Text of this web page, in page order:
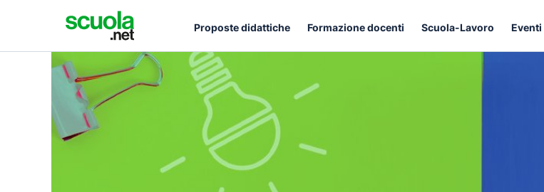
Proposte didattiche Formazione docenti Scuola-Lavoro Eventi